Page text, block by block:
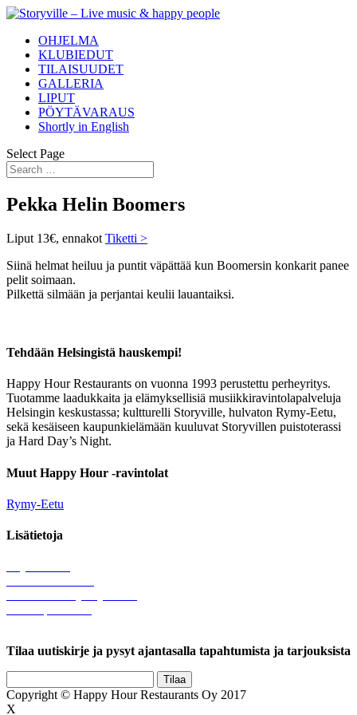
OHJELMA
KLUBIEDUT
TILAISUUDET
GALLERIA
LIPUT
PÖYTÄVARAUS
Shortly in English
Select Page
Pekka Helin Boomers
Liput 13€, ennakot Tiketti >
Siinä helmat heiluu ja puntit väpättää kun Boomersin konkarit panee
pelit soimaan.
Pilkettä silmään ja perjantai keulii lauantaiksi.
Tehdään Helsingistä hauskempi!
Happy Hour Restaurants on vuonna 1993 perustettu perheyritys.
Tuotamme laadukkaita ja elämyksellisiä musiikkiravintolapalveluja
Helsingin keskustassa; kultturelli Storyville, hulvaton Rymy-Eetu,
sekä kesäiseen kaupunkielämään kuuluvat Storyvillen puistoterassi
ja Hard Day’s Night.
Muut Happy Hour -ravintolat
Rymy-Eetu
Lisätietoja
Tilaa uutiskirje ja pysyt ajantasalla tapahtumista ja tarjouksista
Copyright © Happy Hour Restaurants Oy 2017
X